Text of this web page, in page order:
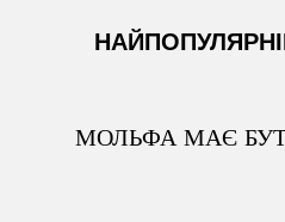
МОЛЬФА МАЄ